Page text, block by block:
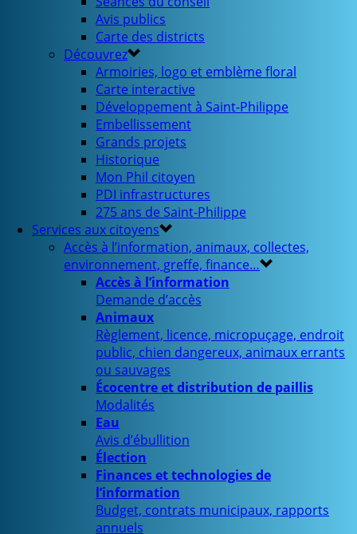
Avis publics
Carte des districts
Découvrez
Armoiries, logo et emblème floral
Carte interactive
Développement à Saint-Philippe
Embellissement
Grands projets
Historique
Mon Phil citoyen
PDI infrastructures
275 ans de Saint-Philippe
Services aux citoyens
Accès à l’information, animaux, collectes,
environnement, greffe, finance…
Accès à l’information
Demande d’accès
Animaux
Règlement, licence, micropuçage, endroit
public, chien dangereux, animaux errants
ou sauvages
Écocentre et distribution de paillis
Modalités
Eau
Avis d’ébullition
Élection
Finances et technologies de
l’information
Budget, contrats municipaux, rapports
annuels